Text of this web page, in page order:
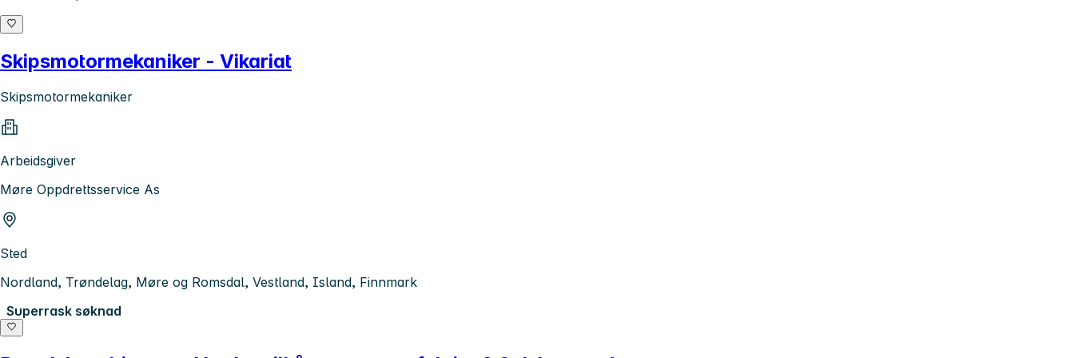
Skipsmotormekaniker - Vikariat
Skipsmotormekaniker
Arbeidsgiver
Møre Oppdrettsservice As
Sted
Nordland, Trøndelag, Møre og Romsdal, Vestland, Island, Finnmark
Superrask søknad